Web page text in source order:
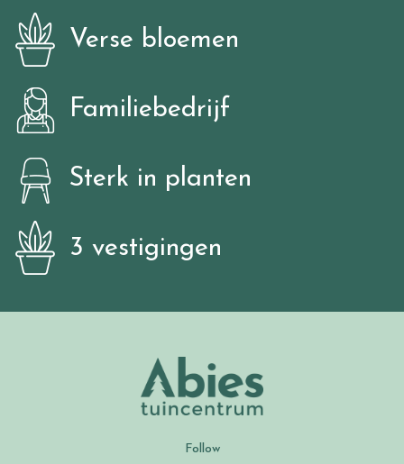
Verse bloemen
Familiebedrijf
Sterk in planten
3 vestigingen
Follow